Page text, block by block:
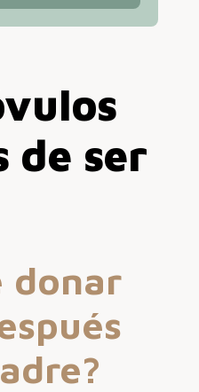
de ser
donar